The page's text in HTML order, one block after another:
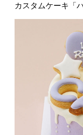
カスタムケーキ「